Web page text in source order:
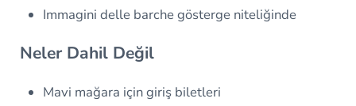
Immagini delle barche gösterge niteliğinde
Neler Dahil Değil
Mavi mağara için giriş biletleri